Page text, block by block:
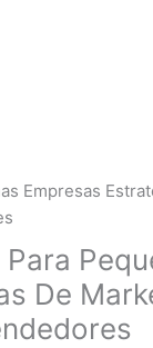
Empresas
De